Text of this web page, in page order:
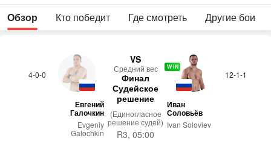
Обзор Кто победит Где смотреть Другие бои
4-0-0
Евгений
Галочкин
Evgeniy
Galochkin
VS
Сред­ний вес
Финал
Судейское
решение
(Единогласное
решение судей)
R3, 05:00
12-1-1
WIN
Иван
Соловьёв
Ivan Soloviev